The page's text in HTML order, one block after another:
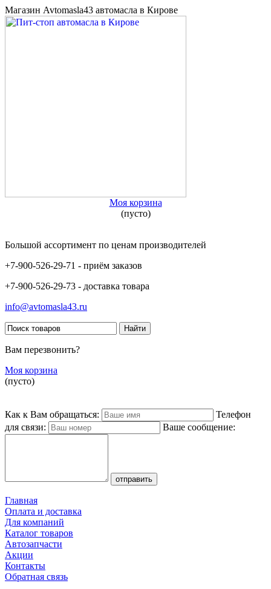
Магазин Avtomasla43 автомасла в Кирове
Моя корзина
(пусто)
Большой ассортимент по ценам производителей
+7-900-526-29-71 - приём заказов
+7-900-526-29-73 - доставка товара
info@avtomasla43.ru
Вам перезвонить?
Моя корзина
(пусто)
Как к Вам обращаться:
Телефон
для связи:
Ваше сообщение:
Главная
Оплата и доставка
Для компаний
Каталог товаров
Автозапчасти
Акции
Контакты
Обратная связь